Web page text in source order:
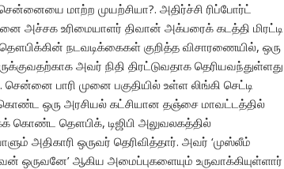
மாற்ற முயற்சியா?. அதிர்ச்சி ரிப்போர்ட்
அச்சக உரிமையாளர் திவான் அக்பரைக் கடத்தி மிரட்டி
தௌபிக்கின் நடவடிக்கைகள் குறித்த விசாரணையில், ஒரு
அவர் நிதி திரட்டுவதாக தெரியவந்துள்ளது
பாரி முனை பகுதியில் உள்ள லிங்கி செட்டி
ஒரு அரசியல் கட்சியான தஞ்சை மாவட்டத்தில்
கொண்ட தௌபிக், டிஜிபி அலுவலகத்தில்
அதிகாரி ஒருவர் தெரிவித்தார். அவர் ‘முஸ்லீம்
ஒருவனே’ ஆகிய அமைப்புகளையும் உருவாக்கியுள்ளார்